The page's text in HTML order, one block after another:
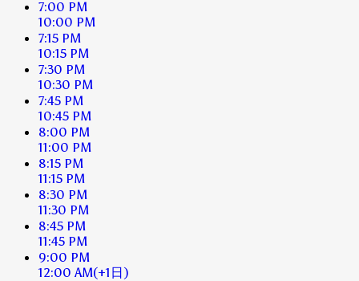
7:00 PM
10:00 PM
7:15 PM
10:15 PM
7:30 PM
10:30 PM
7:45 PM
10:45 PM
8:00 PM
11:00 PM
8:15 PM
11:15 PM
8:30 PM
11:30 PM
8:45 PM
11:45 PM
9:00 PM
12:00 AM(+1日)